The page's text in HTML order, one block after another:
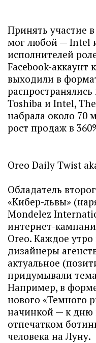
Принять участие
мог любой — Intel
исполнителей
Facebook-
выходили в
Toshiba и Intel,
набрала около 70
рост продаж в
Oreo Daily Twist
Обладатель
«Кибер-львы»
Mondelez
интернет-
Oreo. Каждое
дизайнеры
актуальное
придумывали
Например, в
нового «Темного
начинкой — к дню
отпечатком
человека на Луну.